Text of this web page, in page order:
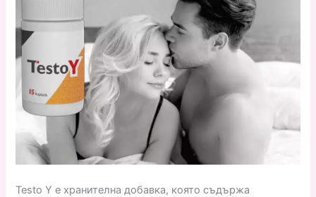
Testo Y е хранителна добавка, която съдържа